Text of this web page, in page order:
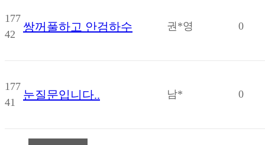
177
42
쌍꺼풀하고 안검하수 권*영 0
177
41
눈질문입니다.. 남* 0